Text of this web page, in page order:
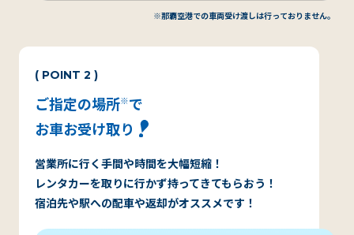
※那覇空港での車両受け渡しは行っておりません。
( POINT 2 )
ご指定の場所※で
お車お受け取り
営業所に行く手間や時間を大幅短縮！
レンタカーを取りに行かず持ってきてもらおう！
宿泊先や駅への配車や返却がオススメです！